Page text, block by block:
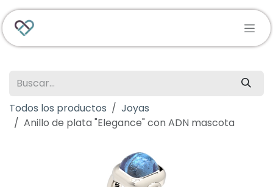
Ir al contenido
Todos los productos
Joyas
Anillo de plata "Elegance" con ADN mascota